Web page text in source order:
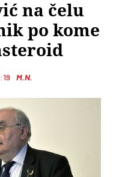
na čelu
po kome
M.N.